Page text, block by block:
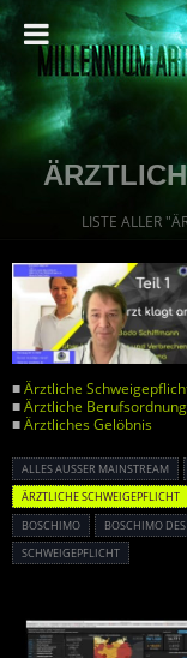
LISTE ALLER
■Ärztliche
■Ärztliche Berufsordnung
■Ärztliches Gelöbnis
ALLES AUSSER MAINSTREAM
ÄRZTLICHE SCHWEIGEPFLICHT
BOSCHIMO
BOSCHIMO
SCHWEIGEPFLICHT